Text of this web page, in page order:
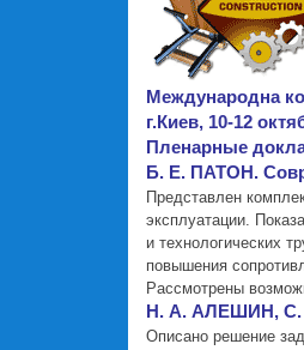
Международна
г.Киев, 10-12
Пленарные
Б. Е. ПАТОН.
Представлен
эксплуатации.
и технологических
повышения
Рассмотрены
Н. А. АЛЕШИН, С.
Описано решение